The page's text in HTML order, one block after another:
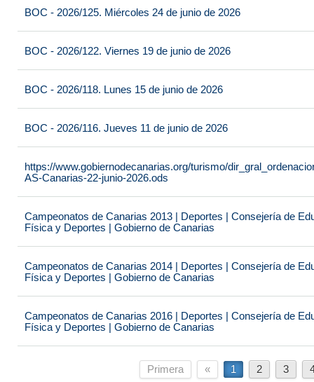
BOC - 2026/125. Miércoles 24 de junio de 2026
BOC - 2026/122. Viernes 19 de junio de 2026
BOC - 2026/118. Lunes 15 de junio de 2026
BOC - 2026/116. Jueves 11 de junio de 2026
https://www.gobiernodecanarias.org/turismo/
AS-Canarias-22-junio-2026.ods
Campeonatos de Canarias 2013 | Deportes | Consejería de
Física y Deportes | Gobierno de Canarias
Campeonatos de Canarias 2014 | Deportes | Consejería de
Física y Deportes | Gobierno de Canarias
Campeonatos de Canarias 2016 | Deportes | Consejería de
Física y Deportes | Gobierno de Canarias
Primera « 1 2 3